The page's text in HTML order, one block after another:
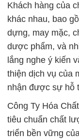
Khách hàng của
khác nhau, bao
dựng, may mặc,
dược phẩm, và
lắng nghe ý kiến
thiện dịch vụ của
nhận được sự hỗ
Công Ty Hóa
tiêu chuẩn chất
triển bền vững